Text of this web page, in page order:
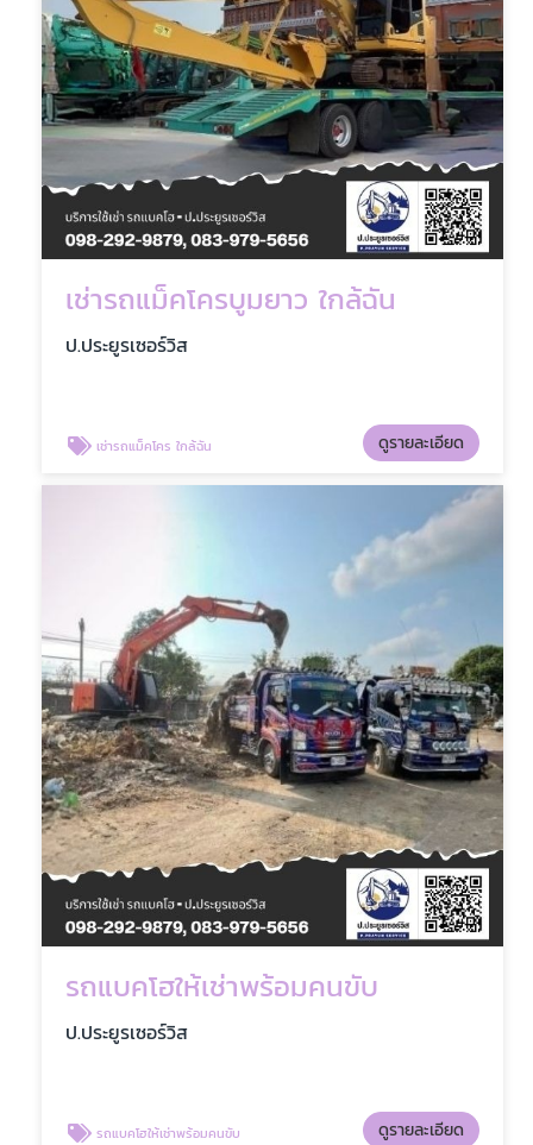
เช่ารถแม็คโครบูมยาว ใกล้ฉัน
ป.ประยูรเซอร์วิส
เช่ารถแม็คโคร ใกล้ฉัน ดูรายละเอียด
รถแบคโฮให้เช่าพร้อมคนขับ
ป.ประยูรเซอร์วิส
รถแบคโฮให้เช่าพร้อมคนขับ ดูรายละเอียด